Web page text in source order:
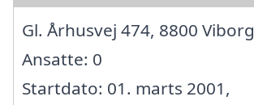
Gl. Århusvej 474, 8800 Viborg
Ansatte: 0
Startdato: 01. marts 2001,